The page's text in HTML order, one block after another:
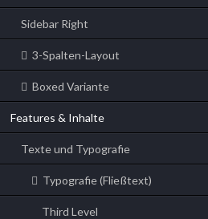
Sidebar Right
3-Spalten-Layout
Boxed Variante
Features & Inhalte
Texte und Typografie
Typografie (Fließtext)
Third Level